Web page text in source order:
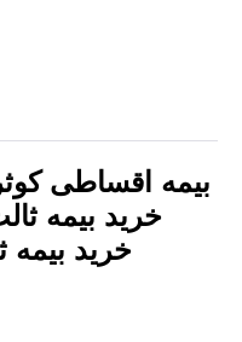
بیمه اقساطی
خرید بیمه
خرید